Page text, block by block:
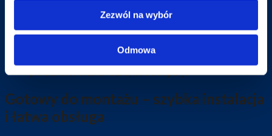
Zezwól na wybór
Odmowa
zamknięcie na klamkę z kluczem, co gwarantuje
bezpieczne użytkowanie i zabezpieczenie przed
proces otwierania i zamykania kopuły.
Gotowy do montażu – szybka instalacja
i łatwa obsługa